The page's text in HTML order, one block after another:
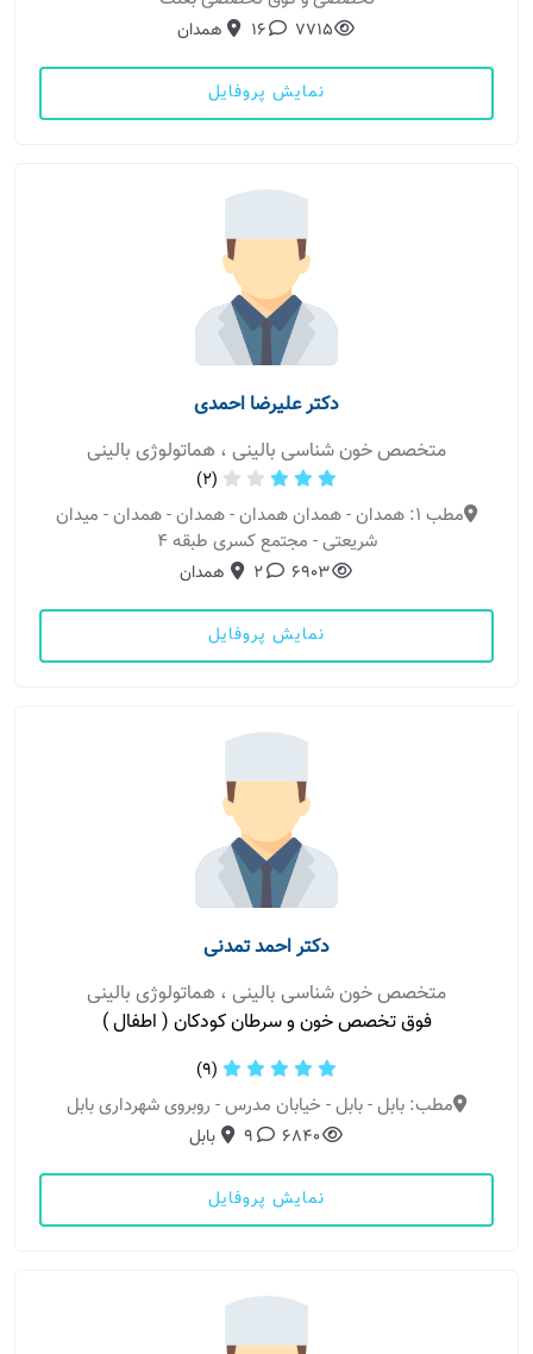
7715
16 همدان
نمایش پروفایل
دکتر علیرضا احمدی
متخصص خون شناسی بالینی ، هماتولوژی بالینی
(2)
مطب 1: همدان - همدان همدان - همدان - همدان - میدان
شریعتی - مجتمع کسری طبقه ۴
6903
2 همدان
نمایش پروفایل
دکتر احمد تمدنی
متخصص خون شناسی بالینی ، هماتولوژی بالینی
فوق تخصص خون و سرطان کودکان ( اطفال )
(9)
مطب: بابل - بابل - خیابان مدرس - روبروی شهرداری بابل
6840
9 بابل
نمایش پروفایل